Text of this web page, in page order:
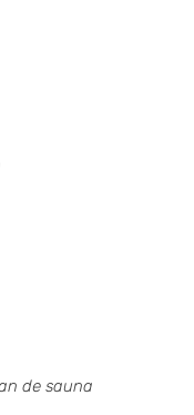
de sauna